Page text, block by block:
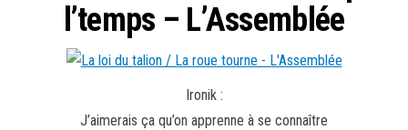
l’temps – L’Assemblée
Ironik :
J’aimerais ça qu’on apprenne à se connaître